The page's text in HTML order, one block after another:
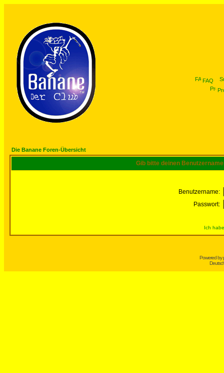
FAQ
Die Banane Foren-Übersicht
Gib bitte deinen
Benutzername:
Passwort:
Ich
Powered by